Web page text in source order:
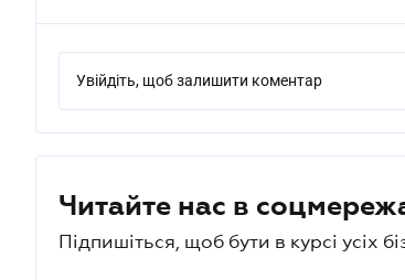
Увійдіть, щоб залишити коментар
Читайте нас в
Підпишіться, щоб бути в курсі усіх